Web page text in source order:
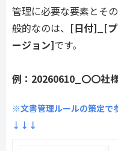
管理に必要な要素とそ
般的なのは、 [日付]_[
ージョン]です。
例：20260610_〇〇社
※文書管理ルールの策定で
↓↓↓